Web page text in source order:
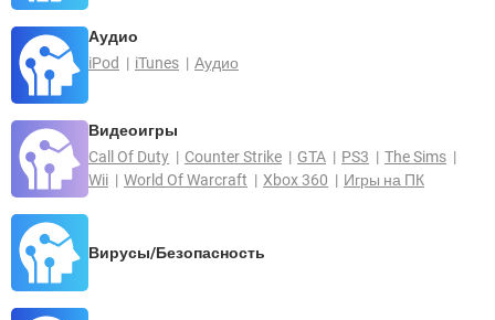
Аудио
iPod
iTunes Аудио
Видеоигры
Call Of Duty
Counter Strike GTA PS3
The Sims
Wii
World Of Warcraft Xbox 360 Игры на ПК
Вирусы/Безопасность